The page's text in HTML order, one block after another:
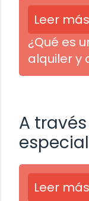
Leer más
¿Qué es
alquiler y
A
Leer más